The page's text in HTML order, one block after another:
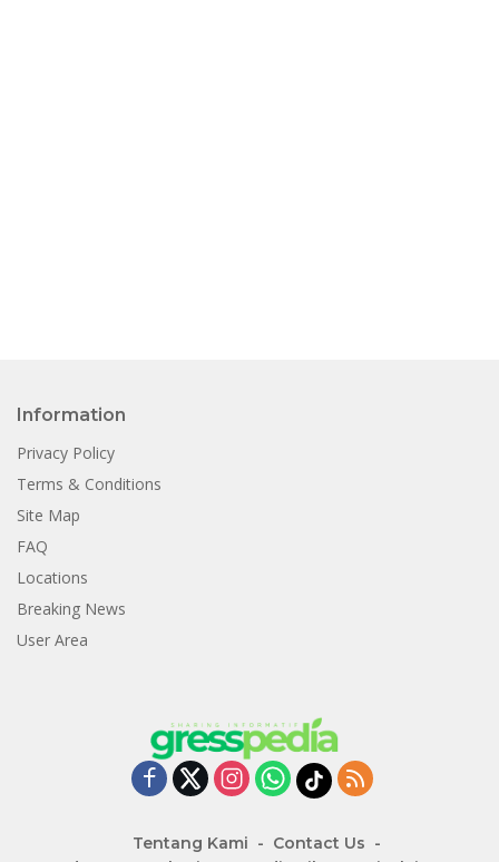
Information
Privacy Policy
Terms & Conditions
Site Map
FAQ
Locations
Breaking News
User Area
Tentang Kami
Contact Us